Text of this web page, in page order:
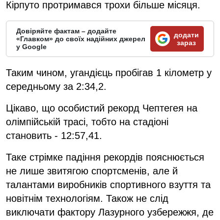
Кірпуто протримався трохи більше місяця.
Довіряйте фактам – додайте
«Главком» до своїх надійних джерел
у Google
додати
зараз
Таким чином, угандієць пробігав 1 кілометр у
середньому за 2:34,2.
Цікаво, що особистий рекорд Чептегея на
олімпійській трасі, тобто на стадіоні
становить - 12:57,41.
Таке стрімке падіння рекордів пояснюється
не лише звитягою спортсменів, але й
талантами виробників спортивного взуття та
новітнім технологіям. Також не слід
виключати фактору Лазурного узбережжя, де